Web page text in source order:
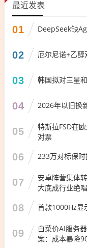
最近发表
01 DeepSeek缺
02 厄尔尼诺+乙
03 韩国拟对三星
04 2026年以旧换
05
特斯拉FSD在
对票
06 233万对标保
07
安卓阵营集体
大底成行业绝唱
08 首款1000Hz显
09
白菜价AI服务
案：成本暴降